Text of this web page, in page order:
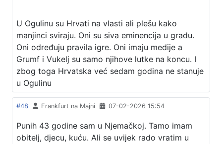
U Ogulinu su Hrvati na vlasti ali plešu kako
manjinci sviraju. Oni su siva eminencija u gradu.
Oni određuju pravila igre. Oni imaju medije a
Grumf i Vukelj su samo njihove lutke na koncu. I
zbog toga Hrvatska već sedam godina ne stanuje
u Ogulinu
#48 Frankfurt na Majni 07-02-2026 15:54
Punih 43 godine sam u Njemačkoj. Tamo imam
obitelj, djecu, kuću. Ali se uvijek rado vratim u